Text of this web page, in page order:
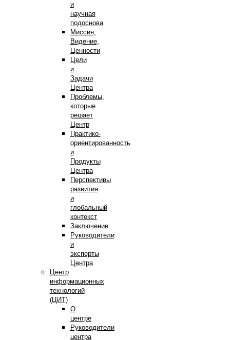
и
научная
подоснова
Миссия,
Видение,
Ценности
Цели
и
Задачи
Центра
Проблемы,
которые
решает
Центр
Практико-
ориентированность
и
Продукты
Центра
Перспективы
развития
и
глобальный
контекст
Заключение
Руководители
и
эксперты
Центра
Центр
информационных
технологий
(ЦИТ)
О
центре
Руководители
центра